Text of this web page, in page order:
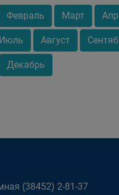
Февраль Март
Июль Август
Декабрь
(38452) 2-81-37